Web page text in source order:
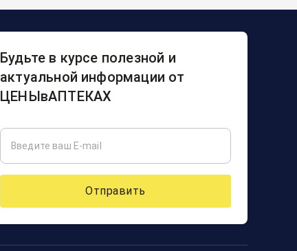
Будьте в курсе полезной и
актуальной информации от
ЦЕНЫвАПТЕКАХ
Отправить